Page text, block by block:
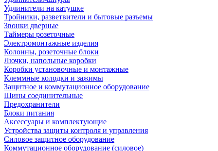
Удлинители на катушке
Тройники, разветвители и бытовые разъемы
Звонки дверные
Таймеры розеточные
Электромонтажные изделия
Колонны, розеточные блоки
Лючки, напольные коробки
Коробки установочные и монтажные
Клеммные колодки и зажимы
Защитное и коммутационное оборудование
Шины соединительные
Предохранители
Блоки питания
Аксессуары и комплектующие
Устройства защиты контроля и управления
Силовое защитное оборудование
Коммутационное оборудование (силовое)